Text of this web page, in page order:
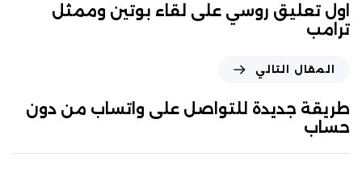
اول تعليق روسي على لقاء بوتين وممثل
ترامب
المقال التالي
طريقة جديدة للتواصل على واتساب من دون
حساب